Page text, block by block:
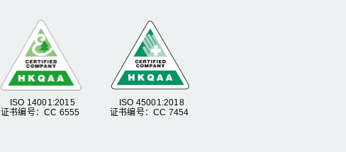
ISO 14001:2015
证书编号：CC 6555
ISO 45001:2018
证书编号：CC 7454